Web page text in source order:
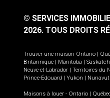
© SERVICES
2026. TOUS DROITS
Trouver une maison Ontario
Britannique
Manitoba
Neuve-et-Labrador
Territoires du
Prince-Édouard
Yukon Nunavut
Maisons à louer - Ontario